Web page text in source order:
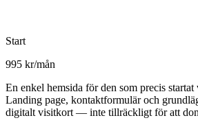
Start
995 kr/mån
En enkel hemsida för den som precis
Landing page, kontaktformulär och
digitalt visitkort — inte tillräckligt för att